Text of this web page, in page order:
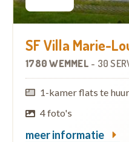
SF Villa Marie-
1780 WEMMEL - 30
1-kamer flats te huur
4 foto's
meer informatie